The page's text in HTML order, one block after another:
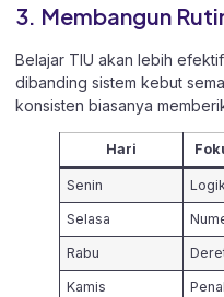
3. Membangun
Belajar TIU akan lebih
dibanding sistem kebut
konsisten biasanya
Hari
Senin
Selasa
Rabu
Kamis